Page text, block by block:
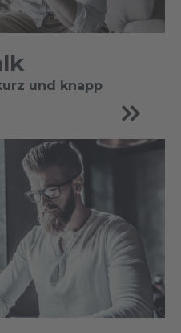
und knapp